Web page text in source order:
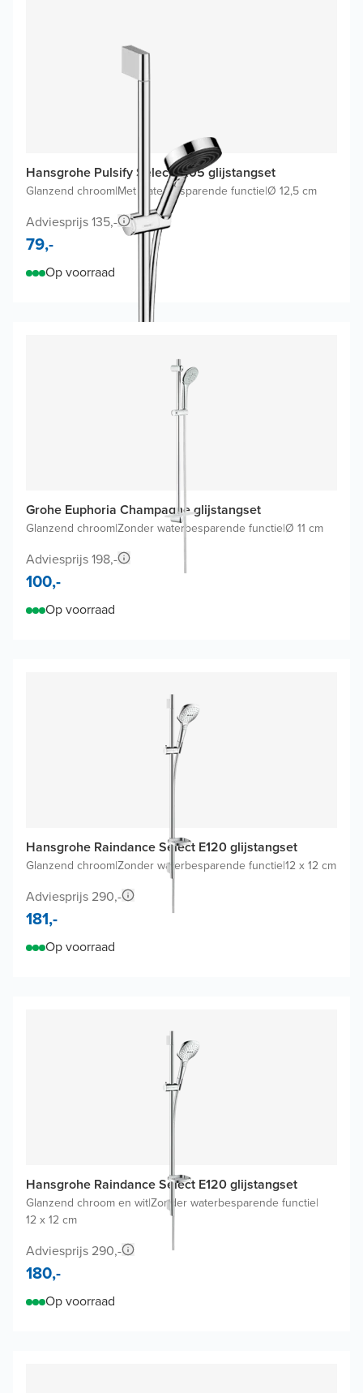
Hansgrohe Pulsify Select S105 glijstangset
Glanzend chroom|Met waterbesparende functie|Ø 12,5 cm
Adviesprijs 135,-
79,-
Op voorraad
Grohe Euphoria Champagne glijstangset
Glanzend chroom|Zonder waterbesparende functie|Ø 11 cm
Adviesprijs 198,-
100,-
Op voorraad
Hansgrohe Raindance Select E120 glijstangset
Glanzend chroom|Zonder waterbesparende functie|12 x 12 cm
Adviesprijs 290,-
181,-
Op voorraad
Hansgrohe Raindance Select E120 glijstangset
Glanzend chroom en wit|Zonder waterbesparende functie|
12 x 12 cm
Adviesprijs 290,-
180,-
Op voorraad